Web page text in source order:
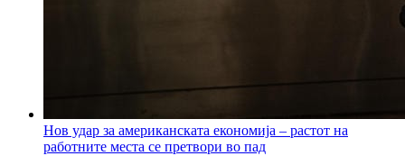
Нов удар за американската економија – растот на
работните места се претвори во пад